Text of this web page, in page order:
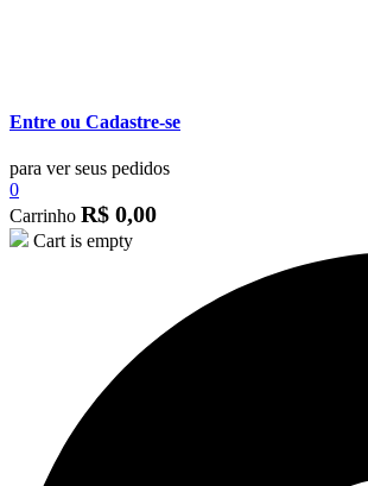
Entre ou Cadastre-se
para ver seus pedidos
0
Carrinho R$ 0,00
Cart is empty